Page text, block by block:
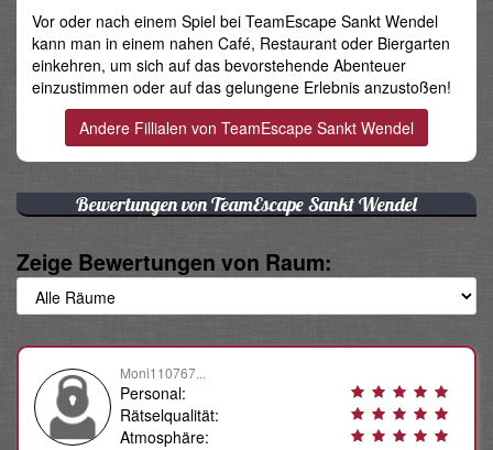
Vor oder nach einem Spiel bei TeamEscape Sankt Wendel
kann man in einem nahen Café, Restaurant oder Biergarten
einkehren, um sich auf das bevorstehende Abenteuer
einzustimmen oder auf das gelungene Erlebnis anzustoßen!
Bewertungen von TeamEscape Sankt Wendel
Zeige Bewertungen von Raum:
Moni110767...
Personal:
Rätselqualität:
Atmosphäre: